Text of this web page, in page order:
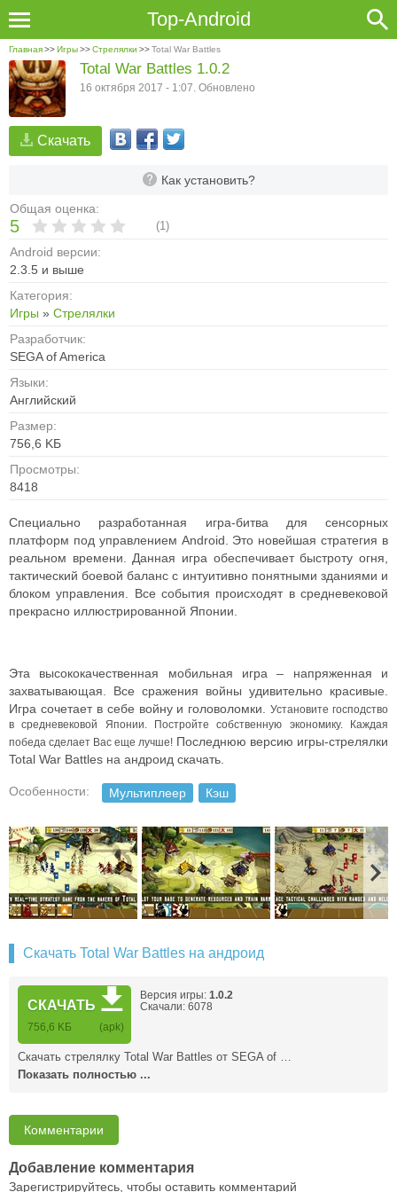
Top-Android
Главная>>Игры>>Стрелялки >>Total War Battles
Скачать
Как установить?
Общая оценка:
5 (1)
Android версии:
2.3.5 и выше
Категория:
Игры » Стрелялки
Разработчик:
SEGA of America
Языки:
Английский
Размер:
756,6 KБ
Просмотры:
8418
Total War Battles 1.0.2
16 октября 2017 - 1:07. Обновлено
Специально разработанная игра-битва для сенсорных
платформ под управлением Android. Это новейшая стратегия в
реальном времени. Данная игра обеспечивает быстроту огня,
тактический боевой баланс с интуитивно понятными зданиями и
блоком управления. Все события происходят в средневековой
прекрасно иллюстрированной Японии.
Эта высококачественная мобильная игра – напряженная и
захватывающая. Все сражения войны удивительно красивые.
Игра сочетает в себе войну и головоломки.Установите господство
в средневековой Японии. Постройте собственную экономику. Каждая
победа сделает Вас еще лучше! Последнюю версию игры-стрелялки
Total War Battles на андроид скачать.
Особенности: Мультиплеер Кэш
Скачать Total War Battles на андроид
СКАЧАТЬ
756,6 KБ (apk)
Версия игры: 1.0.2
Скачали: 6078
Скачать стрелялку Total War Battles от SEGA of …
Показать полностью ...
Комментарии
Добавление комментария
Зарегистрируйтесь, чтобы оставить комментарий